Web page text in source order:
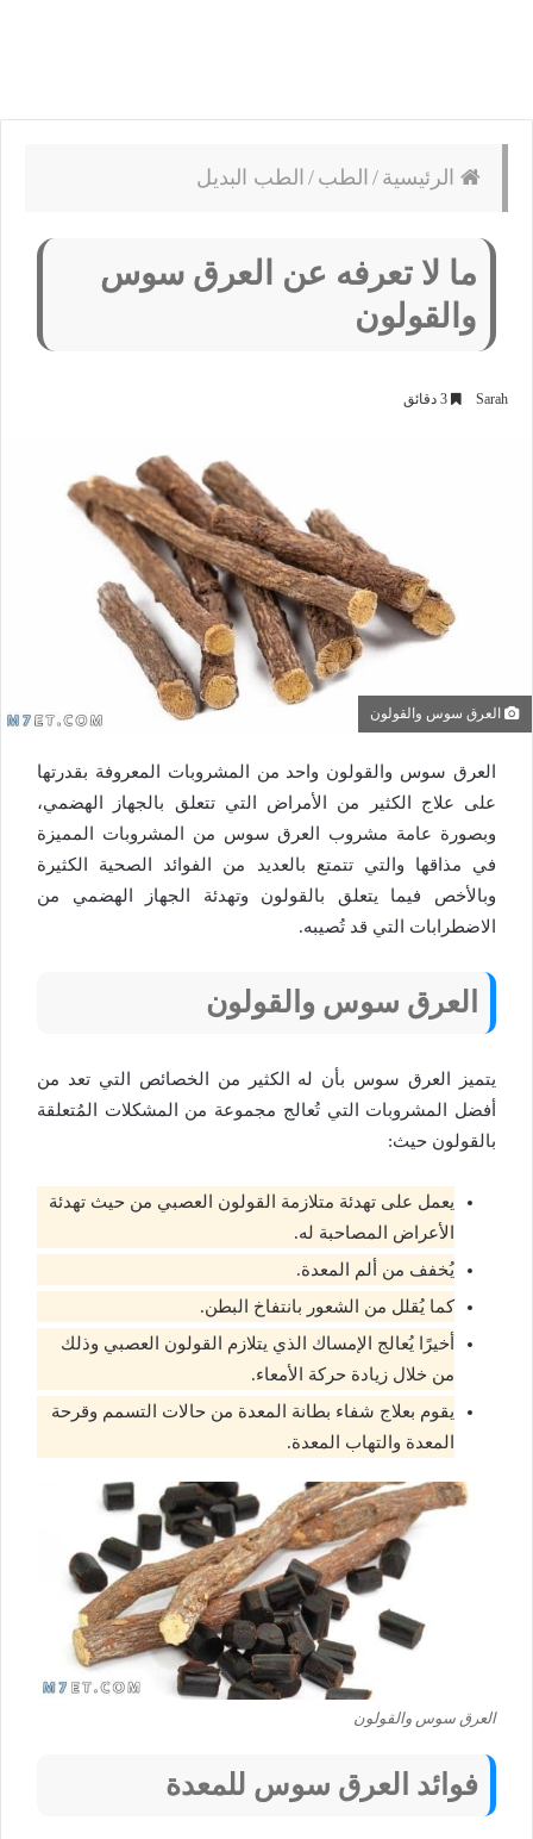
الرئيسية / الطب / الطب البديل
ما لا تعرفه عن العرق سوس
والقولون
Sarah
العرق سوس والقولون
العرق سوس والقولون واحد من المشروبات المعروفة بقدرتها
على علاج الكثير من الأمراض التي تتعلق بالجهاز الهضمي،
وبصورة عامة مشروب العرق سوس من المشروبات المميزة
في مذاقها والتي تتمتع بالعديد من الفوائد الصحية الكثيرة
وبالأخص فيما يتعلق بالقولون وتهدئة الجهاز الهضمي من
الاضطرابات التي قد تُصيبه.
العرق سوس والقولون
يتميز العرق سوس بأن له الكثير من الخصائص التي تعد من
أفضل المشروبات التي تُعالج مجموعة من المشكلات المُتعلقة
بالقولون حيث:
يعمل على تهدئة متلازمة القولون العصبي من حيث تهدئة
الأعراض المصاحبة له.
يُخفف من ألم المعدة.
كما يُقلل من الشعور بانتفاخ البطن.
أخيرًا يُعالج الإمساك الذي يتلازم القولون العصبي وذلك
من خلال زيادة حركة الأمعاء.
يقوم بعلاج شفاء بطانة المعدة من حالات التسمم وقرحة
المعدة والتهاب المعدة.
العرق سوس والقولون
فوائد العرق سوس للمعدة